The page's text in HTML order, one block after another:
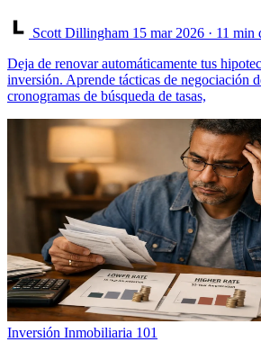
Scott Dillingham 15 mar 2026 · 11 min
Deja de renovar automáticamente tus
inversión. Aprende tácticas de negociación
cronogramas de búsqueda de tasas,
Inversión Inmobiliaria 101